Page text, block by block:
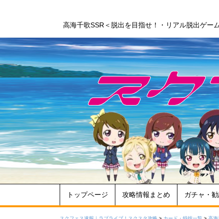
高海千歌SSR＜脱出を目指せ！・リアル脱出ゲー
トップページ 攻略情報まとめ ガチャ・